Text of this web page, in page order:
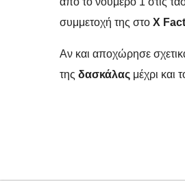
συμμετοχή της στο X
Αν και αποχώρησε
της δασκάλας μέχρι και